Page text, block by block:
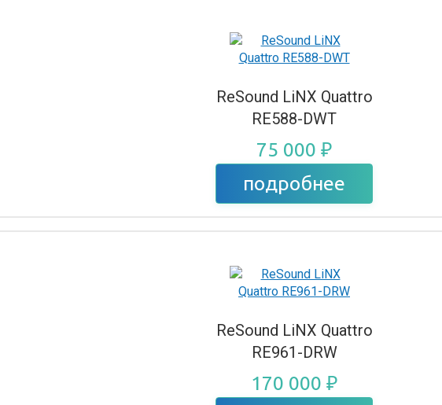
ReSound LiNX Quattro
RE588-DWT
75 000 ₽
подробнее
ReSound LiNX Quattro
RE961-DRW
170 000 ₽